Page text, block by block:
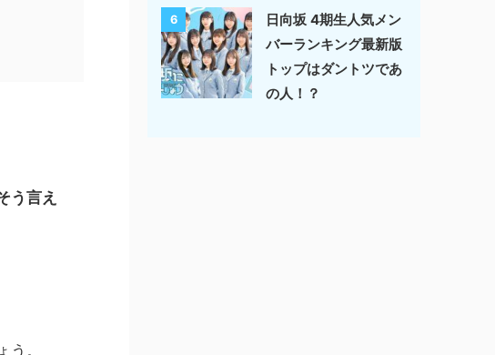
う言え
。
6
日向坂 4期生人気メン
バーランキング最新版
トップはダントツであ
の人！？